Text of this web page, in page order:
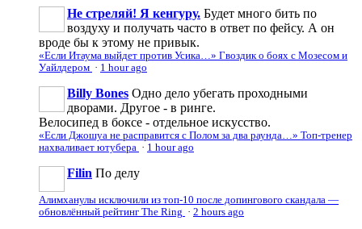
Не стреляй! Я кенгуру. Будет много бить по
воздуху и получать часто в ответ по фейсу. А он
вроде бы к этому не привык.
«Если Итаума выйдет против Усика…» Гвоздик о боях с Мозесом и
Уайлдером · 1 hour ago
Billy Bones Одно дело убегать проходными
дворами. Другое - в ринге.
Велосипед в боксе - отдельное искусство.
«Если Джошуа не расправится с Полом за два раунда…» Топ-тренер
нахваливает ютубера · 1 hour ago
Filin По делу
Алимханулы исключили из топ-10 после допингового скандала —
обновлённый рейтинг The Ring · 2 hours ago